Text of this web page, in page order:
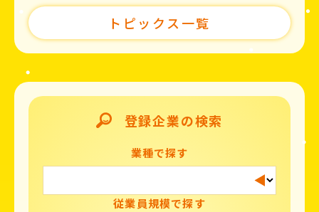
トピックス一覧
登録企業の検索
業種で探す
従業員規模で探す